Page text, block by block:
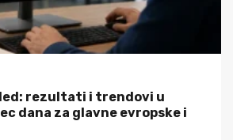
rezultati i trendovi u
dana za glavne evropske i